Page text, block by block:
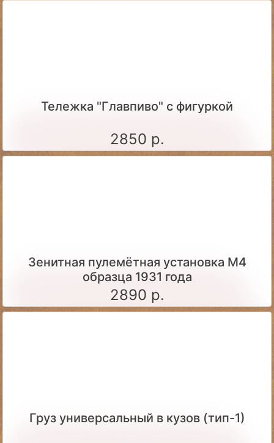
Тележка "Главпиво" с фигуркой
2850 р.
Зенитная пулемётная установка М4
образца 1931 года
2890 р.
Груз универсальный в кузов (тип-1)